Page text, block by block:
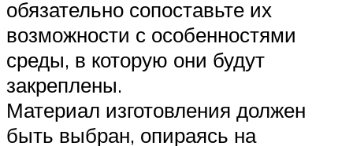
обязательно сопоставьте их
возможности с особенностями
среды, в которую они будут
закреплены.
Материал изготовления должен
быть выбран, опираясь на